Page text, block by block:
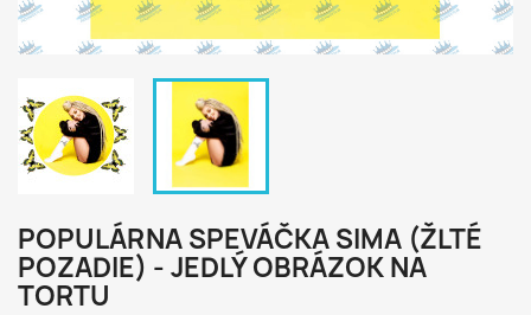
POPULÁRNA SPEVÁČKA SIMA (ŽLTÉ
POZADIE) - JEDLÝ OBRÁZOK NA
TORTU